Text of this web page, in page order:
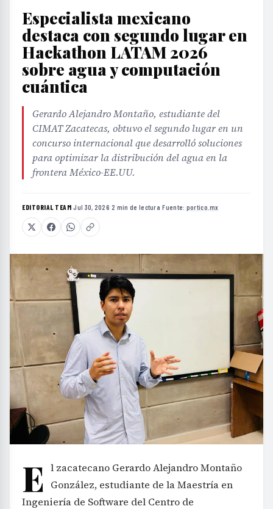
Especialista mexicano
destaca con segundo lugar en
Hackathon LATAM 2026
sobre agua y computación
cuántica
Gerardo Alejandro Montaño, estudiante del
CIMAT Zacatecas, obtuvo el segundo lugar en un
concurso internacional que desarrolló soluciones
para optimizar la distribución del agua en la
frontera México-EE.UU.
EDITORIAL TEAM·Jul 30, 2026·2 min de lectura·Fuente: portico.mx
E l zacatecano Gerardo Alejandro Montaño
González, estudiante de la Maestría en
Ingeniería de Software del Centro de